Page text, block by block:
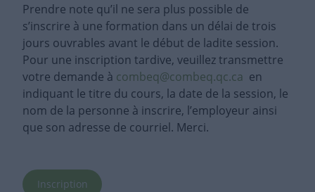
Prendre note qu’il ne sera plus possible de
s’inscrire à une formation dans un délai de trois
jours ouvrables avant le début de ladite session.
Pour une inscription tardive, veuillez transmettre
votre demande à combeq@combeq.qc.ca en
indiquant le titre du cours, la date de la session, le
nom de la personne à inscrire, l’employeur ainsi
que son adresse de courriel. Merci.
Inscription